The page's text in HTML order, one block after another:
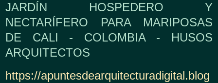
JARDÍN HOSPEDERO Y
NECTARÍFERO PARA MARIPOSAS
DE CALI - COLOMBIA - HUSOS
ARQUITECTOS
https://apuntesdearquitecturadigital.blog